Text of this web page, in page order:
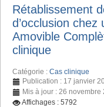
Rétablissement
d’occlusion
Amovible
clinique
Catégorie : Cas clinique
Publication : 17 janvier
Mis à jour : 26 novembre
Affichages : 5792